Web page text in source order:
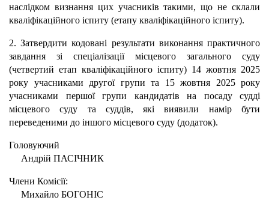
наслідком визнання цих учасників такими, що не склали
кваліфікаційного іспиту (етапу кваліфікаційного іспиту).
2. Затвердити кодовані результати виконання практичного
завдання зі спеціалізації місцевого загального суду
(четвертий етап кваліфікаційного іспиту) 14 жовтня 2025
року учасниками другої групи та 15 жовтня 2025 року
учасниками першої групи кандидатів на посаду судді
місцевого суду та суддів, які виявили намір бути
переведеними до іншого місцевого суду (додаток).
Головуючий
Андрій ПАСІЧНИК
Члени Комісії:
Михайло БОГОНІС